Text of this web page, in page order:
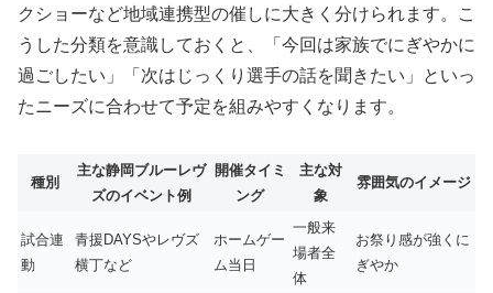
クショーなど地域連携型の催しに大きく分けられます。こ
うした分類を意識しておくと、「今回は家族でにぎやかに
過ごしたい」「次はじっくり選手の話を聞きたい」といっ
たニーズに合わせて予定を組みやすくなります。
種別
主な静岡ブルーレヴ
ズのイベント例
開催タイミ
ング
主な対
象
雰囲気のイメージ
試合連
動
青援DAYSやレヴズ
横丁など
ホームゲー
ム当日
一般来
場者全
体
お祭り感が強くに
ぎやか